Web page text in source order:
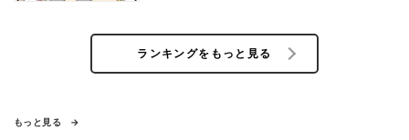
ランキングをもっと見る
もっと見る